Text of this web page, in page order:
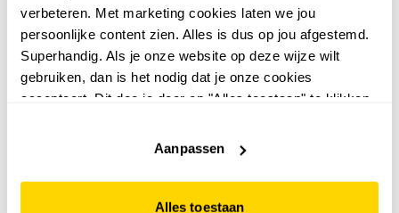
verbeteren. Met marketing cookies laten we jou
persoonlijke content zien. Alles is dus op jou afgestemd.
Superhandig. Als je onze website op deze wijze wilt
gebruiken, dan is het nodig dat je onze cookies
accepteert. Dit doe je door op "Alles toestaan" te klikken.
website niet optimaal functioneert.
Aanpassen
Alles toestaan